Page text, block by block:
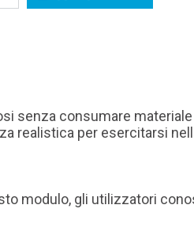
senza consumare
realistica per esercitarsi
modulo, gli utilizzatori